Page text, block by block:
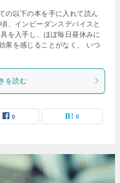
の以下の本を手に入れて読ん
、インピーダンスデバイスと
を入手し、ほぼ毎日昼休みに
果を感じることがなく、 いつ
を読む
0 0